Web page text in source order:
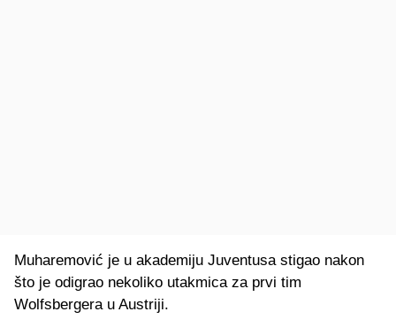
Muharemović je u akademiju Juventusa stigao nakon
što je odigrao nekoliko utakmica za prvi tim
Wolfsbergera u Austriji.